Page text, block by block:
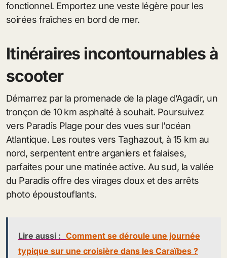
fonctionnel. Emportez une veste légère pour les
soirées fraîches en bord de mer.
Itinéraires incontournables à
scooter
Démarrez par la promenade de la plage d’Agadir, un
tronçon de 10 km asphalté à souhait. Poursuivez
vers Paradis Plage pour des vues sur l’océan
Atlantique. Les routes vers Taghazout, à 15 km au
nord, serpentent entre arganiers et falaises,
parfaites pour une matinée active. Au sud, la vallée
du Paradis offre des virages doux et des arrêts
photo époustouflants.
Lire aussi : Comment se déroule une journée
typique sur une croisière dans les Caraïbes ?